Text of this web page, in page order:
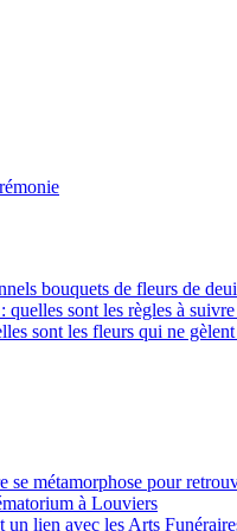
bouquets de fleurs de
sont les règles à
sont les fleurs qui ne gèlent
se métamorphose pour
à Louviers
un lien avec les Arts